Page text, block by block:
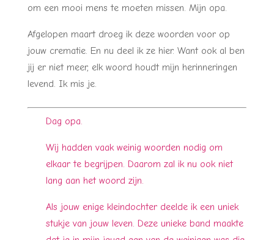
om een mooi mens te moeten missen. Mijn opa.
Afgelopen maart droeg ik deze woorden voor op
jouw crematie. En nu deel ik ze hier. Want ook al ben
jij er niet meer, elk woord houdt mijn herinneringen
levend. Ik mis je.
Dag opa.
Wij hadden vaak weinig woorden nodig om
elkaar te begrijpen. Daarom zal ik nu ook niet
lang aan het woord zijn.
Als jouw enige kleindochter deelde ik een uniek
stukje van jouw leven. Deze unieke band maakte